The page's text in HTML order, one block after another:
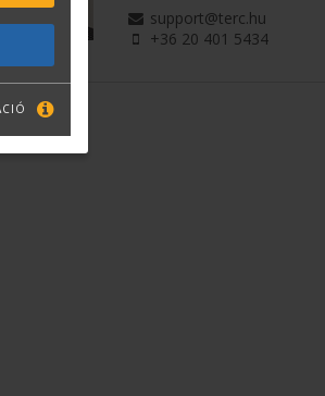
support@terc.hu
+36 20 401 5434